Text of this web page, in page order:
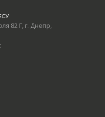
82 Г, г. Днепр,